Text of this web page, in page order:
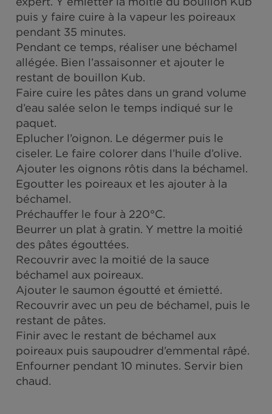
Préparation
Laver les poireaux. Les couper en
d’environ 1 cm.
Mettre 1/2 litre d’eau dans la cuve du cook
expert. Y émietter la moitié du bouillon
puis y faire cuire à la vapeur les poireaux
pendant 35 minutes.
Pendant ce temps, réaliser une béchamel
allégée. Bien l’assaisonner et ajouter le
restant de bouillon Kub.
Faire cuire les pâtes dans un grand
d’eau salée selon le temps indiqué sur le
paquet.
Eplucher l’oignon. Le dégermer puis le
ciseler. Le faire colorer dans l’huile d’olive.
Ajouter les oignons rôtis dans la
Egoutter les poireaux et les ajouter à la
béchamel.
Préchauffer le four à 220°C.
Beurrer un plat à gratin. Y mettre la moitié
des pâtes égouttées.